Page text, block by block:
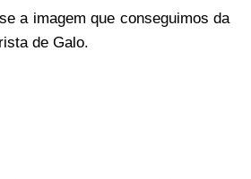
a imagem que conseguimos da
de Galo.